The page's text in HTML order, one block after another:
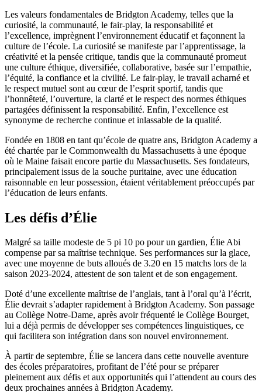
Les valeurs fondamentales de Bridgton Academy, telles que la
curiosité, la communauté, le fair-play, la responsabilité et
l’excellence, imprègnent l’environnement éducatif et façonnent la
culture de l’école. La curiosité se manifeste par l’apprentissage, la
créativité et la pensée critique, tandis que la communauté promeut
une culture éthique, diversifiée, collaborative, basée sur l’empathie,
l’équité, la confiance et la civilité. Le fair-play, le travail acharné et
le respect mutuel sont au cœur de l’esprit sportif, tandis que
l’honnêteté, l’ouverture, la clarté et le respect des normes éthiques
partagées définissent la responsabilité. Enfin, l’excellence est
synonyme de recherche continue et inlassable de la qualité.
Fondée en 1808 en tant qu’école de quatre ans, Bridgton Academy a
été chartée par le Commonwealth du Massachusetts à une époque
où le Maine faisait encore partie du Massachusetts. Ses fondateurs,
principalement issus de la souche puritaine, avec une éducation
raisonnable en leur possession, étaient véritablement préoccupés par
l’éducation de leurs enfants.
Les défis d’Élie
Malgré sa taille modeste de 5 pi 10 po pour un gardien, Élie Abi
compense par sa maîtrise technique. Ses performances sur la glace,
avec une moyenne de buts alloués de 3.20 en 15 matchs lors de la
saison 2023-2024, attestent de son talent et de son engagement.
Doté d’une excellente maîtrise de l’anglais, tant à l’oral qu’à l’écrit,
Élie devrait s’adapter rapidement à Bridgton Academy. Son passage
au Collège Notre-Dame, après avoir fréquenté le Collège Bourget,
lui a déjà permis de développer ses compétences linguistiques, ce
qui facilitera son intégration dans son nouvel environnement.
À partir de septembre, Élie se lancera dans cette nouvelle aventure
des écoles préparatoires, profitant de l’été pour se préparer
pleinement aux défis et aux opportunités qui l’attendent au cours des
deux prochaines années à Bridgton Academy.